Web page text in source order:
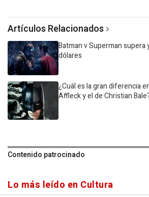
Artículos Relacionados
Batman v Superman supera
dólares
¿Cuál es la gran diferencia
Affleck y el de Christian
Contenido patrocinado
Lo más leído en Cultura